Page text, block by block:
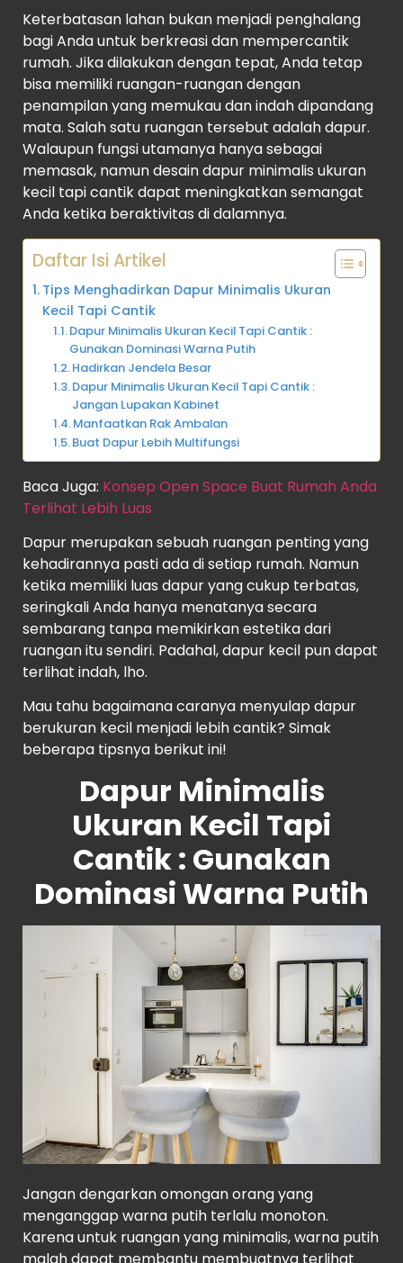
Keterbatasan lahan bukan menjadi penghalang
bagi Anda untuk berkreasi dan mempercantik
rumah. Jika dilakukan dengan tepat, Anda tetap
bisa memiliki ruangan-ruangan dengan
penampilan yang memukau dan indah dipandang
mata. Salah satu ruangan tersebut adalah dapur.
Walaupun fungsi utamanya hanya sebagai
memasak, namun desain dapur minimalis ukuran
kecil tapi cantik dapat meningkatkan semangat
Anda ketika beraktivitas di dalamnya.
Daftar Isi Artikel
Tips Menghadirkan Dapur Minimalis Ukuran
Kecil Tapi Cantik
Dapur Minimalis Ukuran Kecil Tapi Cantik :
Gunakan Dominasi Warna Putih
Hadirkan Jendela Besar
Dapur Minimalis Ukuran Kecil Tapi Cantik :
Jangan Lupakan Kabinet
Manfaatkan Rak Ambalan
Buat Dapur Lebih Multifungsi
Baca Juga: Konsep Open Space Buat Rumah Anda
Terlihat Lebih Luas
Dapur merupakan sebuah ruangan penting yang
kehadirannya pasti ada di setiap rumah. Namun
ketika memiliki luas dapur yang cukup terbatas,
seringkali Anda hanya menatanya secara
sembarang tanpa memikirkan estetika dari
ruangan itu sendiri. Padahal, dapur kecil pun dapat
terlihat indah, lho.
Mau tahu bagaimana caranya menyulap dapur
berukuran kecil menjadi lebih cantik? Simak
beberapa tipsnya berikut ini!
Dapur Minimalis
Ukuran Kecil Tapi
Cantik : Gunakan
Dominasi Warna Putih
Jangan dengarkan omongan orang yang
menganggap warna putih terlalu monoton.
Karena untuk ruangan yang minimalis, warna putih
malah dapat membantu membuatnya terlihat